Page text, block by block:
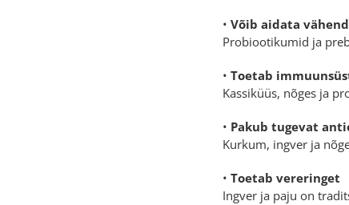
• Võib aidata
Probiootikumid ja
• Toetab
Kassiküüs, nõges ja
• Pakub tugevat
Kurkum, ingver ja
• Toetab vereringet
Ingver ja paju on